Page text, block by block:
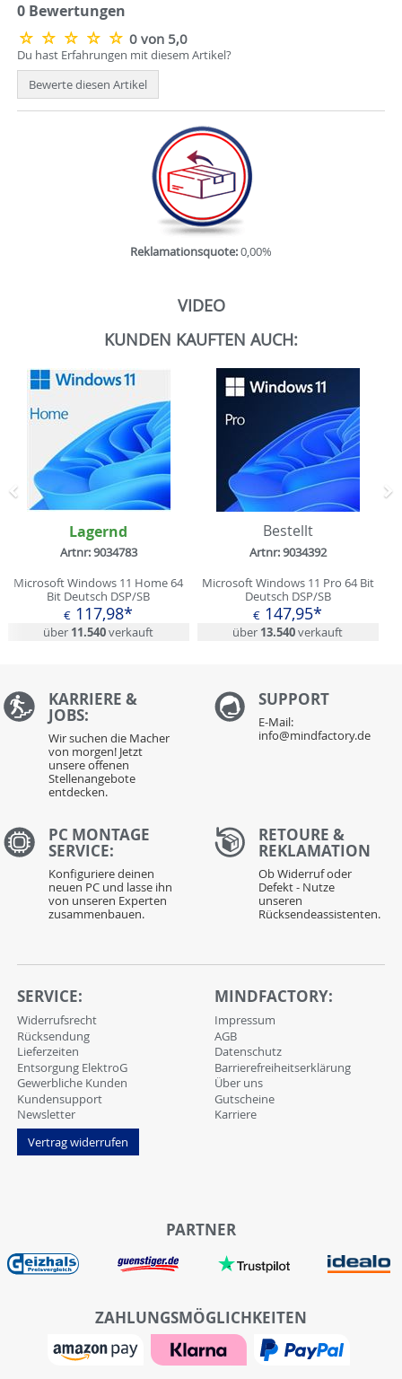
0 Bewertungen
0 von 5,0
Du hast Erfahrungen mit diesem Artikel?
Bewerte diesen Artikel
Reklamationsquote:0,00%
VIDEO
KUNDEN KAUFTEN AUCH:
Lagernd
Artnr: 9034783
Microsoft Windows 11 Home 64
Bit Deutsch DSP/SB
€ 117,98*
über 11.540verkauft
Bestellt
Artnr: 9034392
Microsoft Windows 11 Pro 64 Bit
Deutsch DSP/SB
€ 147,95*
über 13.540verkauft
Zurück
KARRIERE &
JOBS:
Wir suchen die Macher
von morgen! Jetzt
unsere offenen
Stellenangebote
entdecken.
SUPPORT
E-Mail:
info@mindfactory.de
PC MONTAGE
SERVICE:
Konfiguriere deinen
neuen PC und lasse ihn
von unseren Experten
zusammenbauen.
RETOURE &
REKLAMATION
Ob Widerruf oder
Defekt - Nutze
unseren
Rücksendeassistenten.
SERVICE:
Widerrufsrecht
Rücksendung
Lieferzeiten
Entsorgung ElektroG
Gewerbliche Kunden
Kundensupport
Newsletter
Vertrag widerrufen
MINDFACTORY:
Impressum
AGB
Datenschutz
Barrierefreiheitserklärung
Über uns
Gutscheine
Karriere
PARTNER
ZAHLUNGSMÖGLICHKEITEN